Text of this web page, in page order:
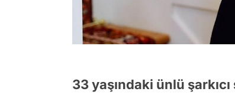
33 yaşındaki ünlü